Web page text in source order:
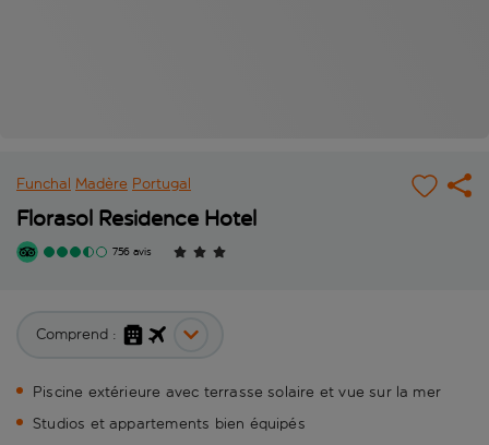
Funchal Madère Portugal
Florasol Residence Hotel
756 avis
Comprend :
Piscine extérieure avec terrasse solaire et vue sur la mer
Studios et appartements bien équipés